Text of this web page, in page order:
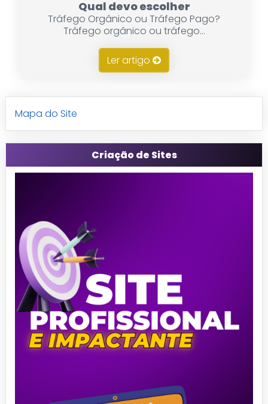
Qual devo escolher
Tráfego Orgânico ou Tráfego Pago?
Tráfego orgânico ou tráfego...
Ler artigo
Mapa do Site
Criação de Sites